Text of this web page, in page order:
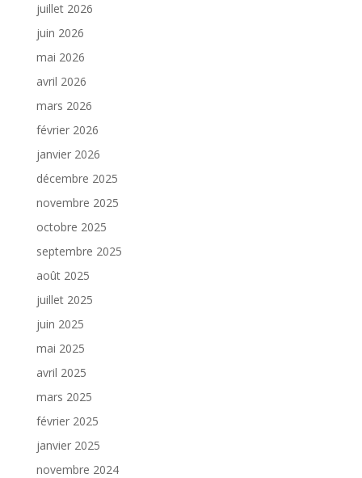
juillet 2026
juin 2026
mai 2026
avril 2026
mars 2026
février 2026
janvier 2026
décembre 2025
novembre 2025
octobre 2025
septembre 2025
août 2025
juillet 2025
juin 2025
mai 2025
avril 2025
mars 2025
février 2025
janvier 2025
novembre 2024